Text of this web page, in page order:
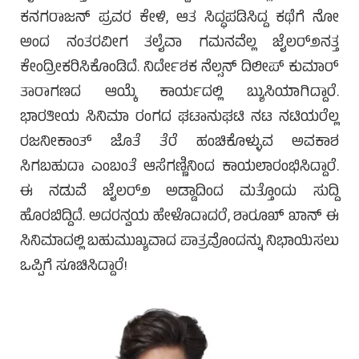
ಕನಗರಾಜನ್ ಪ್ರವರ ಕೇಳಿ, ಆತ ಸಿದ್ಧಪಡಿಸಿದ್ದ ಕಥೆಗೆ ನೋ
ಅಂದ ನಂತರವೀಗ ತಲೈವಾ ಗಮನವೆಲ್ಲ ಜೈಲರ್೨ನತ್ತ
ಕೇಂದ್ರೀಕರಿಸಿಕೊಂಡಿದೆ. ನಿರ್ದೇಶಕ ನೆಲ್ಸನ್ ದಿಲೀಪ್ ಕುಮಾರ್
ತಾರಾಗಣದ ಆಯ್ಕೆ ಕಾರ್ಯದಲ್ಲಿ ಬ್ಯುಸಿಯಾಗಿದ್ದಾರೆ.
ಭಾರತೀಯ ಸಿನಿಮಾ ರಂಗದ ಘಟಾನುಘಟಿ ನಟ ನಟಿಯರೆಲ್ಲ
ರಜನೀಕಾಂತ್ ಜೊತೆ ತೆರೆ ಹಂಚಿಕೊಳ್ಳುವ ಅವಕಾಶ
ಸಿಗಬಹುದಾ ಎಂಬಂತೆ ಆಸೆಗಣ್ಣಿನಿಂದ ಕಾಯಲಾರಂಭಿಸಿದ್ದಾರೆ.
ಈ ನಡುವೆ ಜೈಲರ್೨ ಅಡ್ಡಾದಿಂದ ಮತ್ತೊಂದು ಸುದ್ದಿ
ಹೊರಬಿದ್ದಿದೆ. ಅದರನ್ವಯ ಹೇಳೊದಾದರೆ, ಶಾರೂಖ್ ಖಾನ್ ಈ
ಸಿನಿಮಾದಲ್ಲಿ ಬಹುಮುಖ್ಯವಾದ ಪಾತ್ರವೊಂದನ್ನು ನಿಭಾಯಿಸಲು
ಒಪ್ಪಿಗೆ ಸೂಚಿಸಿದ್ದಾರೆ!